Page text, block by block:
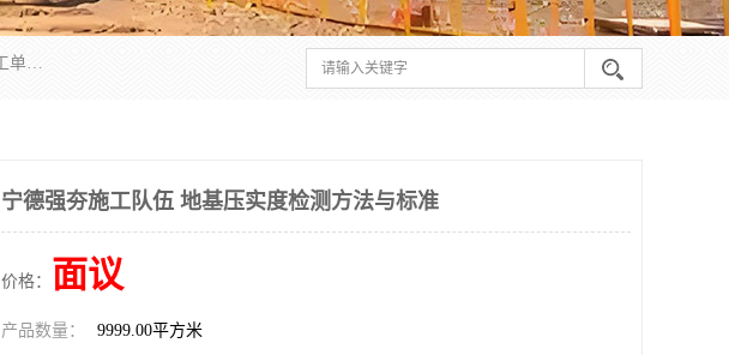
湖南业峻强夯基础工程有限公司是一家专业从事湖南强夯基础工程、强夯机租赁，地基处理的施工单位。业务覆盖：湖南、广东，江西等地。可承接1000KN.m-25000KN.m强夯（置换）工程。公司创始人是国内较早期从事强夯施工的建设者，经过多年的一步一个脚印的发展，在行业内具有较高的度和良好的口碑。
宁德强夯施工队伍 地基压实度检测方法与标准
价格： 面议
产品数量： 9999.00平方米